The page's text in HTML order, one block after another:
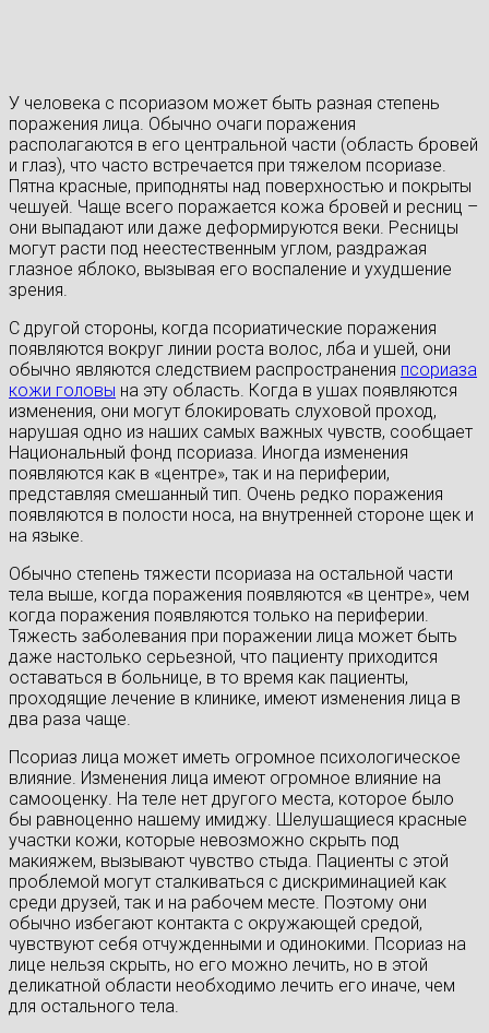
У человека с псориазом может быть разная степень
поражения лица. Обычно очаги поражения
располагаются в его центральной части (область бровей
и глаз), что часто встречается при тяжелом псориазе.
Пятна красные, приподняты над поверхностью и покрыты
чешуей. Чаще всего поражается кожа бровей и ресниц –
они выпадают или даже деформируются веки. Ресницы
могут расти под неестественным углом, раздражая
глазное яблоко, вызывая его воспаление и ухудшение
зрения.
С другой стороны, когда псориатические поражения
появляются вокруг линии роста волос, лба и ушей, они
обычно являются следствием распространения псориаза
кожи головы на эту область. Когда в ушах появляются
изменения, они могут блокировать слуховой проход,
нарушая одно из наших самых важных чувств, сообщает
Национальный фонд псориаза. Иногда изменения
появляются как в «центре», так и на периферии,
представляя смешанный тип. Очень редко поражения
появляются в полости носа, на внутренней стороне щек и
на языке.
Обычно степень тяжести псориаза на остальной части
тела выше, когда поражения появляются «в центре», чем
когда поражения появляются только на периферии.
Тяжесть заболевания при поражении лица может быть
даже настолько серьезной, что пациенту приходится
оставаться в больнице, в то время как пациенты,
проходящие лечение в клинике, имеют изменения лица в
два раза чаще.
Псориаз лица может иметь огромное психологическое
влияние. Изменения лица имеют огромное влияние на
самооценку. На теле нет другого места, которое было
бы равноценно нашему имиджу. Шелушащиеся красные
участки кожи, которые невозможно скрыть под
макияжем, вызывают чувство стыда. Пациенты с этой
проблемой могут сталкиваться с дискриминацией как
среди друзей, так и на рабочем месте. Поэтому они
обычно избегают контакта с окружающей средой,
чувствуют себя отчужденными и одинокими. Псориаз на
лице нельзя скрыть, но его можно лечить, но в этой
деликатной области необходимо лечить его иначе, чем
для остального тела.